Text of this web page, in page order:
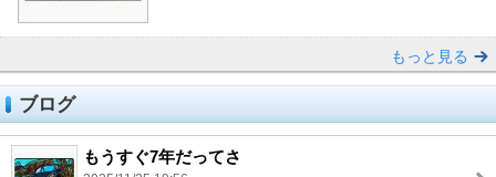
もっと見る
ブログ
もうすぐ7年だってさ